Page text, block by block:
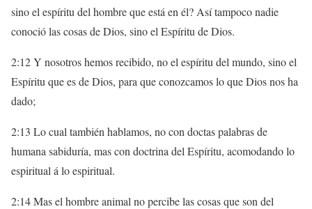
sino el espíritu del hombre que está en él? Así tampoco nadie
conoció las cosas de Dios, sino el Espíritu de Dios.
2:12 Y nosotros hemos recibido, no el espíritu del mundo, sino el
Espíritu que es de Dios, para que conozcamos lo que Dios nos ha
dado;
2:13 Lo cual también hablamos, no con doctas palabras de
humana sabiduría, mas con doctrina del Espíritu, acomodando lo
espiritual á lo espiritual.
2:14 Mas el hombre animal no percibe las cosas que son del